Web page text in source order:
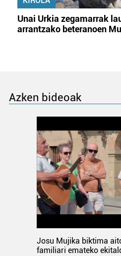
Unai Urkia zegamarrak
arrantzako beteranoen
Azken bideoak
Josu Mujika biktima
familiari emateko